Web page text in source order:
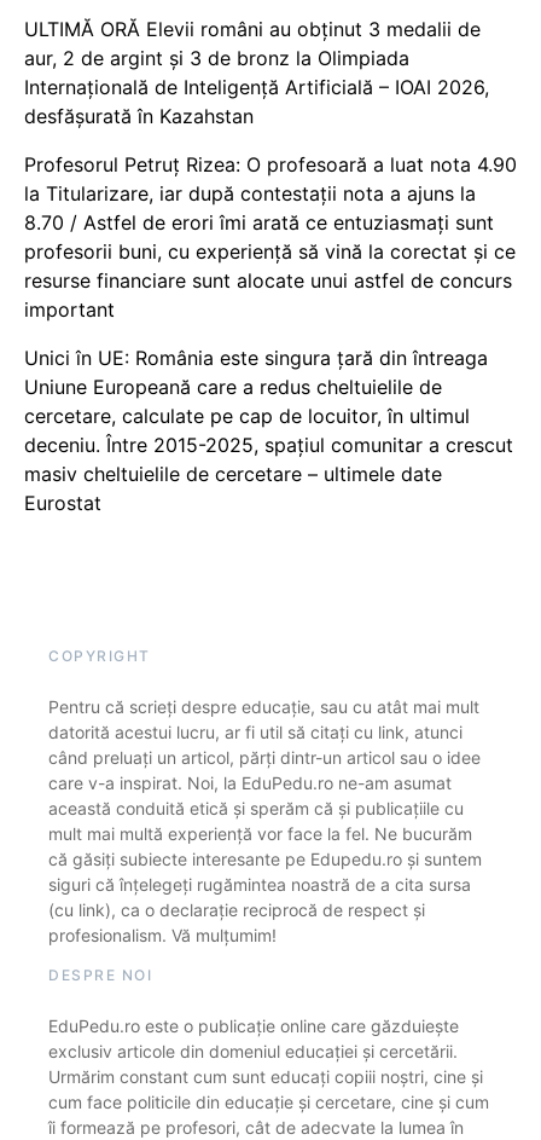
ULTIMĂ ORĂ Elevii români au obținut 3 medalii de
aur, 2 de argint și 3 de bronz la Olimpiada
Internațională de Inteligență Artificială – IOAI 2026,
desfășurată în Kazahstan
Profesorul Petruț Rizea: O profesoară a luat nota 4.90
la Titularizare, iar după contestații nota a ajuns la
8.70 / Astfel de erori îmi arată ce entuziasmați sunt
profesorii buni, cu experiență să vină la corectat și ce
resurse financiare sunt alocate unui astfel de concurs
important
Unici în UE: România este singura țară din întreaga
Uniune Europeană care a redus cheltuielile de
cercetare, calculate pe cap de locuitor, în ultimul
deceniu. Între 2015-2025, spațiul comunitar a crescut
masiv cheltuielile de cercetare – ultimele date
Eurostat
COPYRIGHT
Pentru că scrieți despre educație, sau cu atât mai mult
datorită acestui lucru, ar fi util să citați cu link, atunci
când preluați un articol, părți dintr-un articol sau o idee
care v-a inspirat. Noi, la EduPedu.ro ne-am asumat
această conduită etică și sperăm că și publicațiile cu
mult mai multă experiență vor face la fel. Ne bucurăm
că găsiți subiecte interesante pe Edupedu.ro și suntem
siguri că înțelegeți rugămintea noastră de a cita sursa
(cu link), ca o declarație reciprocă de respect și
profesionalism. Vă mulțumim!
DESPRE NOI
EduPedu.ro este o publicație online care găzduiește
exclusiv articole din domeniul educației și cercetării.
Urmărim constant cum sunt educați copiii noștri, cine și
cum face politicile din educație și cercetare, cine și cum
îi formează pe profesori, cât de adecvate la lumea în